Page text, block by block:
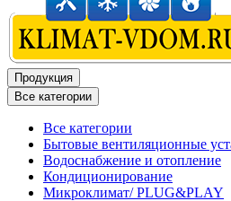
Продукция
Все категории
Все категории
Бытовые вентиляционные
Водоснабжение и отопление
Кондиционирование
Микроклимат/ PLUG&PLAY